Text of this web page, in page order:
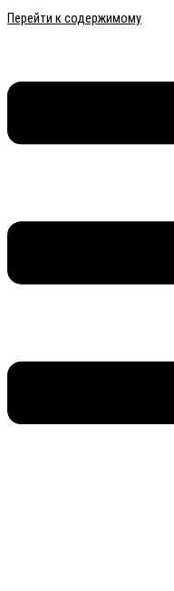
Перейти к содержимому